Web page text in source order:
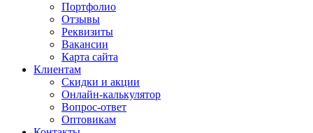
Портфолио
Отзывы
Реквизиты
Вакансии
Карта сайта
Клиентам
Скидки и акции
Онлайн-калькулятор
Вопрос-ответ
Оптовикам